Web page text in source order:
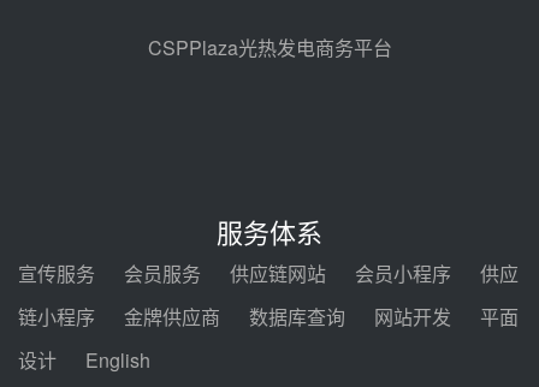
前天 08-05 14:48
2026-2029年熔盐介质框架协议
中能建华中试研院中标重能新疆
100MW光热项目机组调试及性能
CSPPlaza光热发电商务平台
服务体系
宣传服务 会员服务 供应链网站 会员小程序
供应
链小程序
金牌供应商 数据库查询 网站开发
平面
设计
English